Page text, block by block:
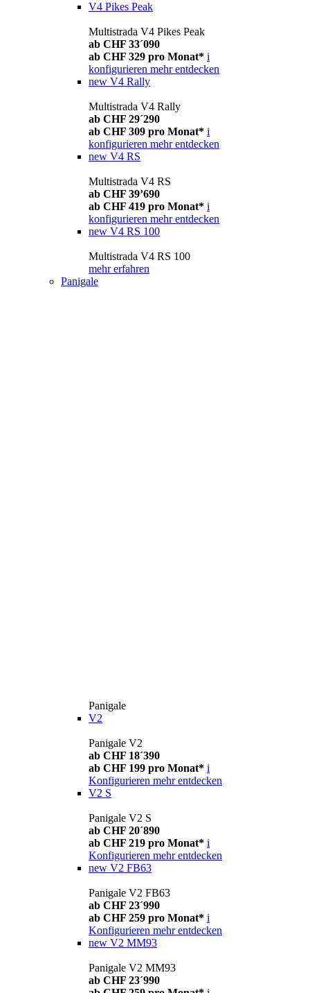
V4 Pikes Peak
Multistrada V4 Pikes Peak
ab CHF 33´090
ab CHF 329 pro Monat* i
konfigurieren mehr entdecken
new V4 Rally
Multistrada V4 Rally
ab CHF 29´290
ab CHF 309 pro Monat* i
konfigurieren mehr entdecken
new V4 RS
Multistrada V4 RS
ab CHF 39’690
ab CHF 419 pro Monat* i
konfigurieren mehr entdecken
new V4 RS 100
Multistrada V4 RS 100
mehr erfahren
Panigale
Panigale
V2
Panigale V2
ab CHF 18´390
ab CHF 199 pro Monat* i
Konfigurieren mehr entdecken
V2 S
Panigale V2 S
ab CHF 20´890
ab CHF 219 pro Monat* i
Konfigurieren mehr entdecken
new V2 FB63
Panigale V2 FB63
ab CHF 23´990
ab CHF 259 pro Monat* i
Konfigurieren mehr entdecken
new V2 MM93
Panigale V2 MM93
ab CHF 23´990